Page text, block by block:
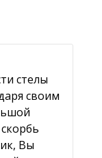
стелы
своим
Вы